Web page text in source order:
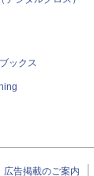
ックス
広告掲載のご案内